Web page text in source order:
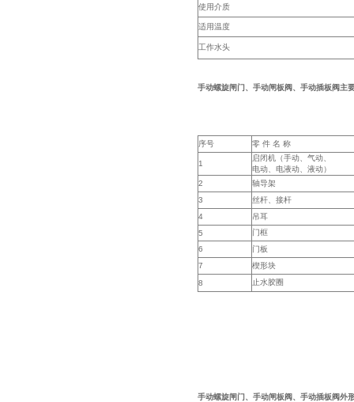
使用介质
适用温度
工作水头
手动螺旋闸门、 手动闸板阀、 手动插板阀主
序号 零 件 名 称
1
启闭机（手动、气动、
电动、电液动、液动）
2
轴导架
3
丝杆、接杆
4
吊耳
5
门框
6
门板
7
楔形块
8
止水胶圈
手动螺旋闸门、 手动闸板阀、 手动插板阀外